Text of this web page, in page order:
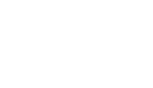
hotelů